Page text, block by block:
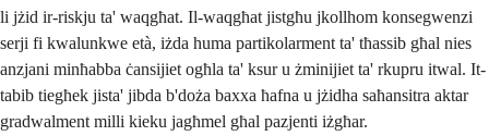
li jżid ir-riskju ta' waqgħat. Il-waqgħat jistgħu jkollhom konsegwenzi
serji fi kwalunkwe età, iżda huma partikolarment ta' tħassib għal nies
anzjani minħabba ċansijiet ogħla ta' ksur u żminijiet ta' rkupru itwal. It-
tabib tiegħek jista' jibda b'doża baxxa ħafna u jżidha saħansitra aktar
gradwalment milli kieku jagħmel għal pazjenti iżgħar.